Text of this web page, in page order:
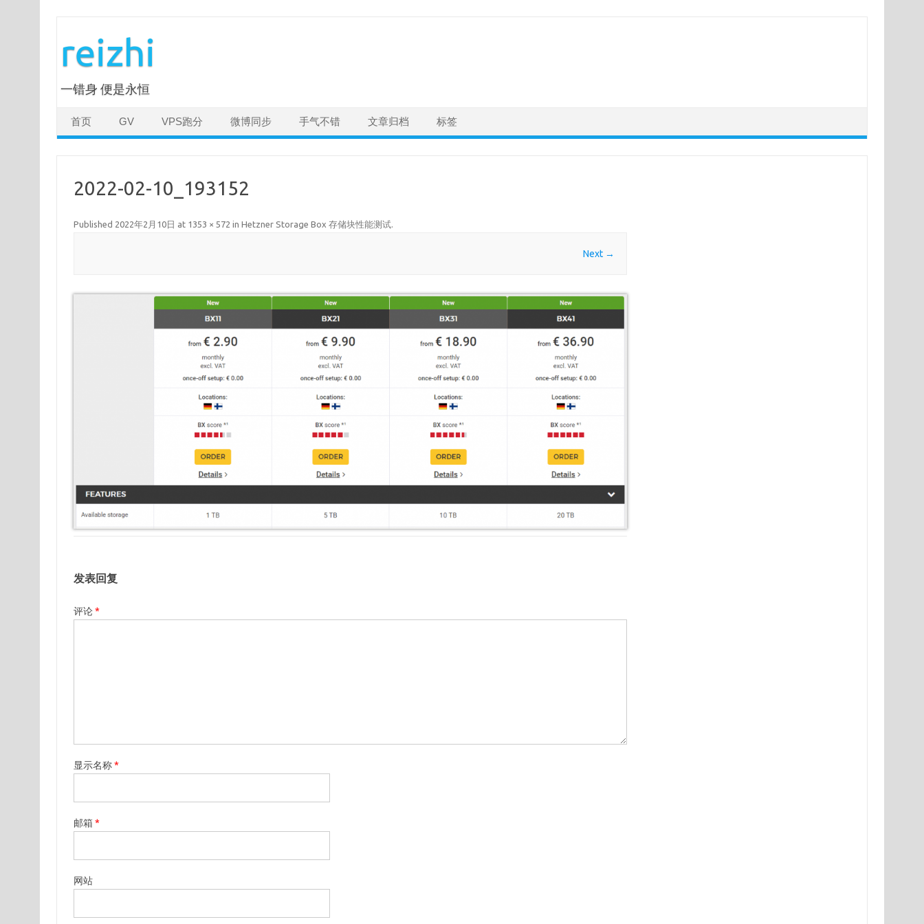
reizhi
一错身 便是永恒
首页 GV VPS跑分 微博同步 手气不错 文章归档 标签
2022-02-10_193152
Published 2022年2月10日 at 1353 × 572 in Hetzner Storage Box 存储块性能测试.
Next →
发表回复
评论*
显示名称*
邮箱*
网站